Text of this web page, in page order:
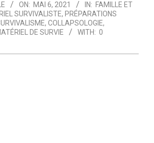
ON: MAI 6, 2021 IN: FAMILLE ET
SURVIVALISTE, PRÉPARATIONS
COLLAPSOLOGIE,
DE SURVIE
WITH: 0